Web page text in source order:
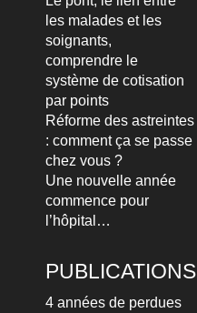
les malades et les
soignants,
comprendre le
système de cotisation
par points
Réforme des astreintes
: comment ça se passe
chez vous ?
Une nouvelle année
commence pour
l’hôpital…
PUBLICATIONS
4 années de perdues